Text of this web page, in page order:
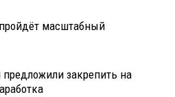
масштабный
закрепить на